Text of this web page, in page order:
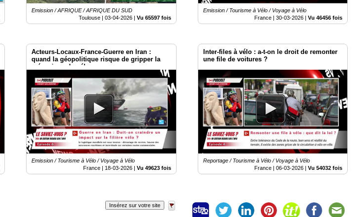
Emission / AFRIQUE / AFRIQUE DU SUD
Toulouse | 03-04-2026| Vu 65597 fois
Emission / Tourisme à Vélo / Voyage à Vélo
France |30-03-2026 |Vu 46456 fois
Acteurs-Locaux-France-Guerre en Iran :
quand la géopolitique risque de gripper la
mécanique du vélo
Emission / Tourisme à Vélo / Voyage à Vélo
France | 18-03-2026| Vu 49623 fois
Inter-files à vélo : a-t-on le droit de remonter
une file de voitures ?
Reportage / Tourisme à Vélo / Voyage à Vélo
France |06-03-2026 |Vu 54032 fois
Insérez sur votre site